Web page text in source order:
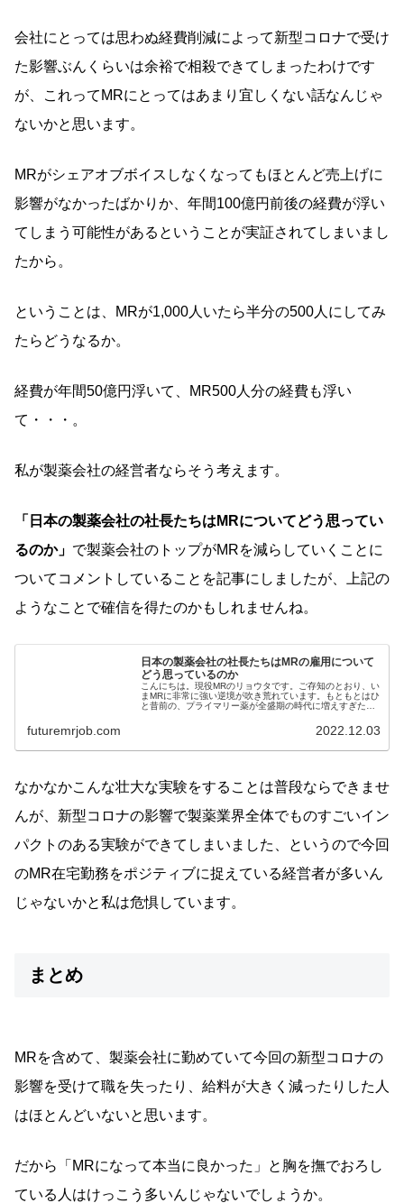
会社にとっては思わぬ経費削減によって新型コロナで受け
た影響ぶんくらいは余裕で相殺できてしまったわけです
が、これってMRにとってはあまり宜しくない話なんじゃ
ないかと思います。
MRがシェアオブボイスしなくなってもほとんど売上げに
影響がなかったばかりか、年間100億円前後の経費が浮い
てしまう可能性があるということが実証されてしまいまし
たから。
ということは、MRが1,000人いたら半分の500人にしてみ
たらどうなるか。
経費が年間50億円浮いて、MR500人分の経費も浮い
て・・・。
私が製薬会社の経営者ならそう考えます。
「日本の製薬会社の社長たちはMRについてどう思ってい
るのか」 で製薬会社のトップがMRを減らしていくことに
ついてコメントしていることを記事にしましたが、上記の
ようなことで確信を得たのかもしれませんね。
日本の製薬会社の社長たちはMRの雇用について
どう思っているのか
こんにちは。現役MRのリョウタです。ご存知のとおり、い
まMRに非常に強い逆境が吹き荒れています。もともとはひ
と昔前の、プライマリー薬が全盛期の時代に増えすぎたMR
futuremrjob.com 2022.12.03
なかなかこんな壮大な実験をすることは普段ならできませ
んが、新型コロナの影響で製薬業界全体でものすごいイン
パクトのある実験ができてしまいました、というので今回
のMR在宅勤務をポジティブに捉えている経営者が多いん
じゃないかと私は危惧しています。
まとめ
MRを含めて、製薬会社に勤めていて今回の新型コロナの
影響を受けて職を失ったり、給料が大きく減ったりした人
はほとんどいないと思います。
だから「MRになって本当に良かった」と胸を撫でおろし
ている人はけっこう多いんじゃないでしょうか。